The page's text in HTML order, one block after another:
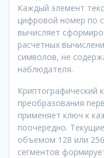
Каждый элемент
цифровой номер по
вычисляет
расчетных
символов, не
наблюдателя.
Криптографический
преобразования
применяет ключ к
поочередно.
объемом 128 или
сегментов